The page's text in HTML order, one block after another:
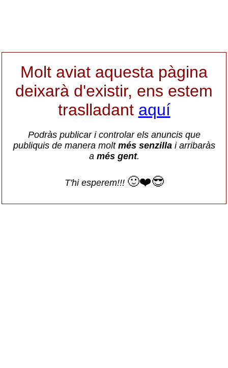
Molt aviat aquesta pàgina
deixarà d'existir, ens estem
traslladant aquí
Podràs publicar i controlar els anuncis que
publiquis de manera molt més senzillai arribaràs
a més gent.
T'hi esperem!!! 🙂❤️😎